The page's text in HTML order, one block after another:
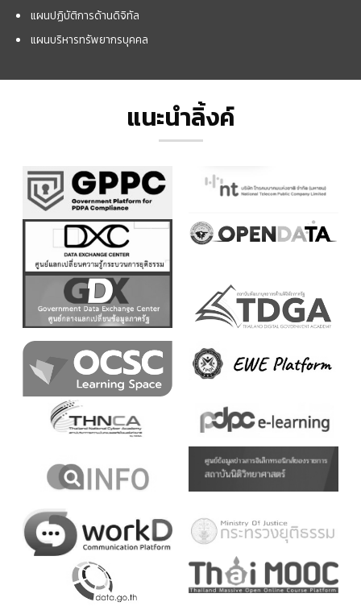
แผนปฏิบัติการด้านดิจิทัล
แผนบริหารทรัพยากรบุคคล
แนะนำลิ้งค์